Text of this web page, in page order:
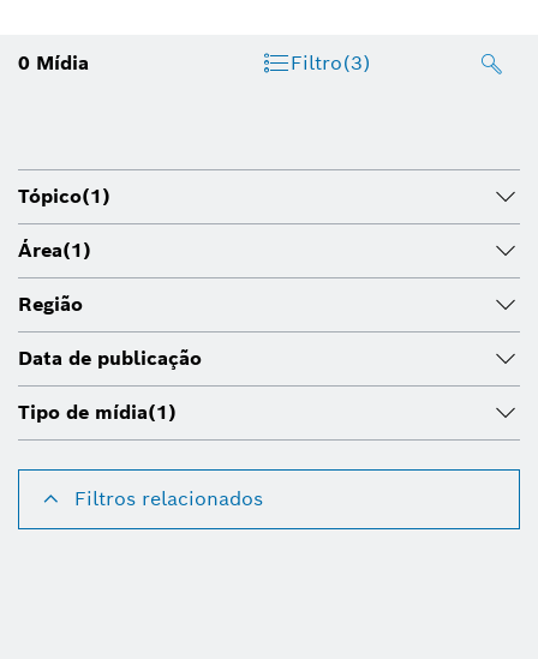
0 Mídia Filtro(3)
Tópico(1)
Área(1)
Região
Data de publicação
Tipo de mídia(1)
Filtros relacionados